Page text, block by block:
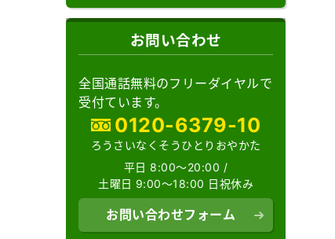
お問い合わせ
全国通話無料のフリーダイヤルで
受付ています。
0120-6379-10
ろうさいなくそうひとりおやかた
平日 8:00～20:00 /
土曜日 9:00～18:00 日祝休み
お問い合わせフォーム